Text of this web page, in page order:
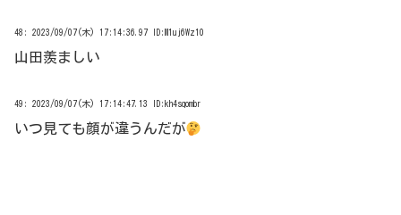
48: 2023/09/07(木) 17:14:36.97 ID:M1uj6Wz10
山田羨ましい
49: 2023/09/07(木) 17:14:47.13 ID:kh4sqombr
いつ見ても顔が違うんだが